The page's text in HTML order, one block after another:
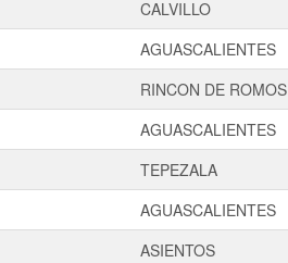
CALVILLO
AGUASCALIENTES
RINCON DE ROMOS
AGUASCALIENTES
TEPEZALA
AGUASCALIENTES
ASIENTOS